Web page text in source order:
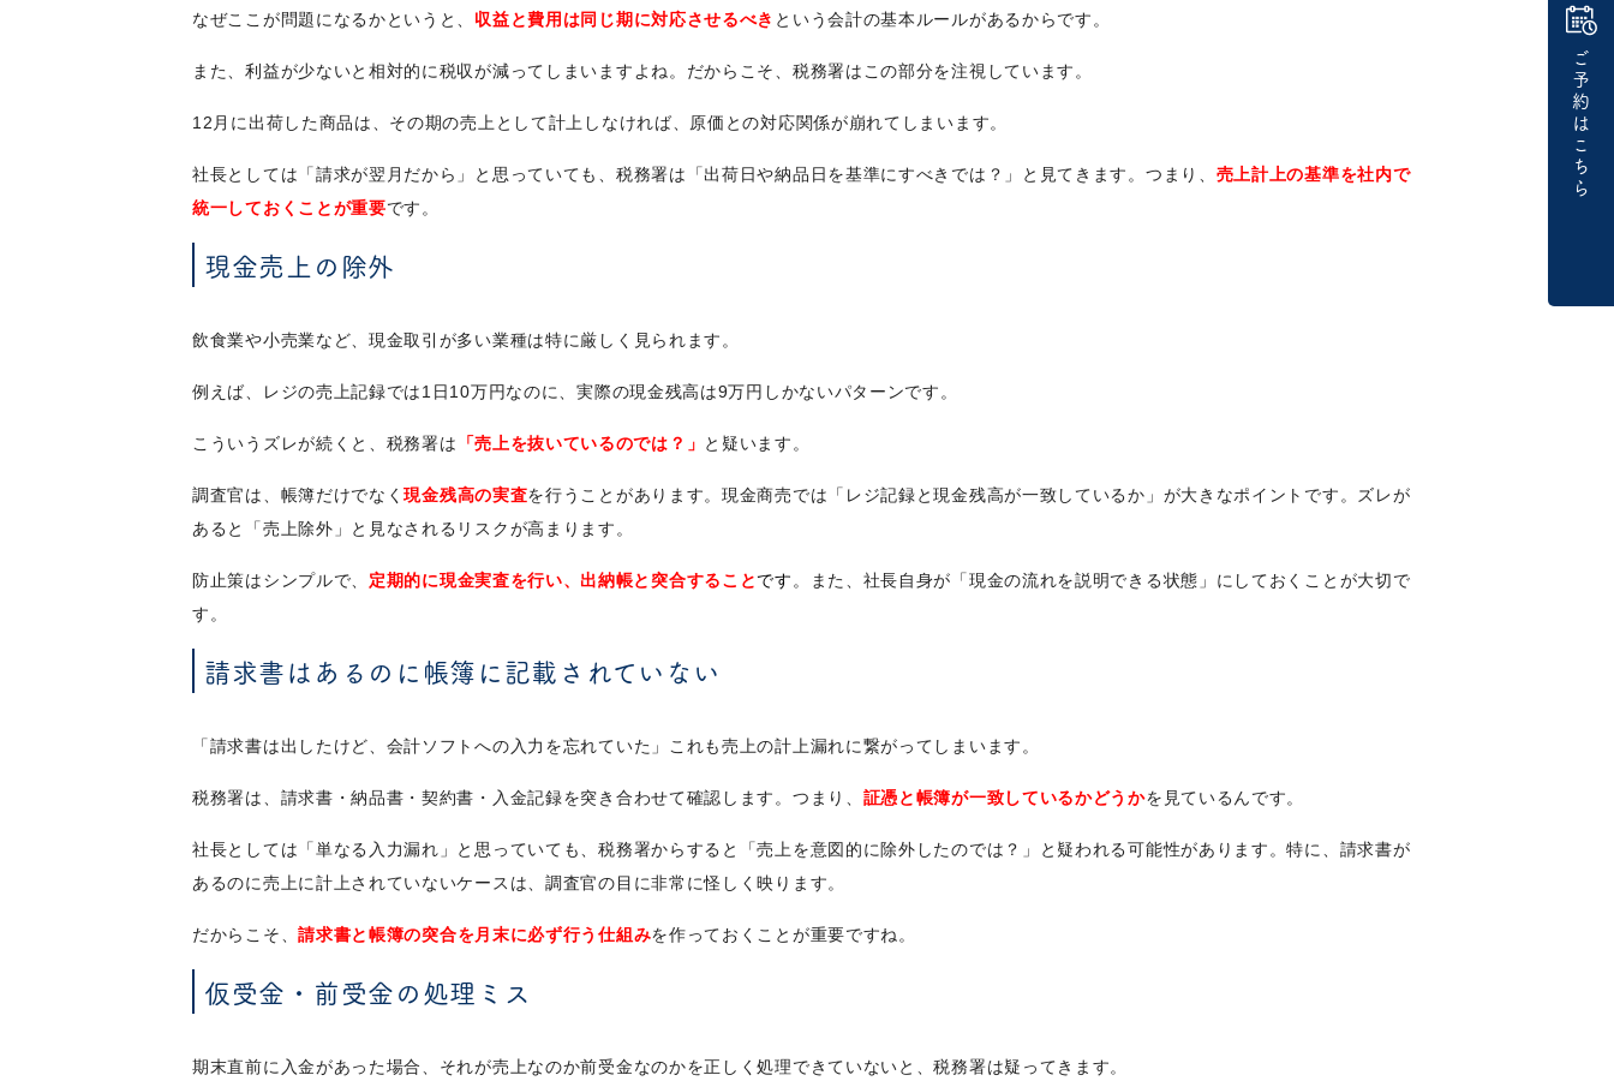
ご
予
約
は
こ
ち
ら
なぜここが問題になるかというと、 収益と費用は同じ期に対応させるべき という会計の基本ルールがあるからです。
また、利益が少ないと相対的に税収が減ってしまいますよね。だからこそ、税務署はこの部分を注視しています。
12月に出荷した商品は、その期の売上として計上しなければ、原価との対応関係が崩れてしまいます。
社長としては「請求が翌月だから」と思っていても、税務署は「出荷日や納品日を基準にすべきでは？」と見てきます。つまり、 売上計上の基準を社内で
統一しておくことが重要です。
現金売上の除外
飲食業や小売業など、現金取引が多い業種は特に厳しく見られます。
例えば、レジの売上記録では1日10万円なのに、実際の現金残高は9万円しかないパターンです。
こういうズレが続くと、税務署は 「売上を抜いているのでは？」 と疑います。
調査官は、帳簿だけでなく現金残高の実査を行うことがあります。現金商売では「レジ記録と現金残高が一致しているか」が大きなポイントです。ズレが
あると「売上除外」と見なされるリスクが高まります。
防止策はシンプルで、 定期的に現金実査を行い、出納帳と突合することです。また、社長自身が「現金の流れを説明できる状態」にしておくことが大切で
す。
請求書はあるのに帳簿に記載されていない
「請求書は出したけど、会計ソフトへの入力を忘れていた」これも売上の計上漏れに繋がってしまいます。
税務署は、請求書・納品書・契約書・入金記録を突き合わせて確認します。つまり、 証憑と帳簿が一致しているかどうかを見ているんです。
社長としては「単なる入力漏れ」と思っていても、税務署からすると「売上を意図的に除外したのでは？」と疑われる可能性があります。特に、請求書が
あるのに売上に計上されていないケースは、調査官の目に非常に怪しく映ります。
だからこそ、請求書と帳簿の突合を月末に必ず行う仕組みを作っておくことが重要ですね。
仮受金・前受金の処理ミス
期末直前に入金があった場合、それが売上なのか前受金なのかを正しく処理できていないと、税務署は疑ってきます。